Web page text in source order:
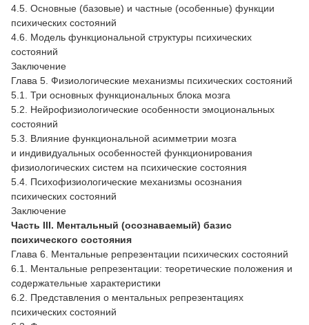
4.5. Основные (базовые) и частные (особенные) функции
психических состояний
4.6. Модель функциональной структуры психических
состояний
Заключение
Глава 5. Физиологические механизмы психических состояний
5.1. Три основных функциональных блока мозга
5.2. Нейрофизиологические особенности эмоциональных
состояний
5.3. Влияние функциональной асимметрии мозга
и индивидуальных особенностей функционирования
физиологических систем на психические состояния
5.4. Психофизиологические механизмы осознания
психических состояний
Заключение
Часть III. Ментальный (осознаваемый) базис
психического состояния
Глава 6. Ментальные репрезентации психических состояний
6.1. Ментальные репрезентации: теоретические положения и
содержательные характеристики
6.2. Представления о ментальных репрезентациях
психических состояний